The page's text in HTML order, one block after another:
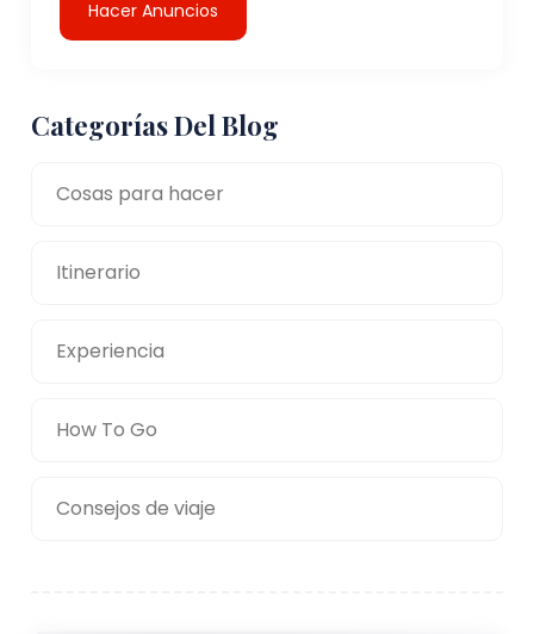
Hacer Anuncios
Categorías Del Blog
Cosas para hacer
Itinerario
Experiencia
How To Go
Consejos de viaje